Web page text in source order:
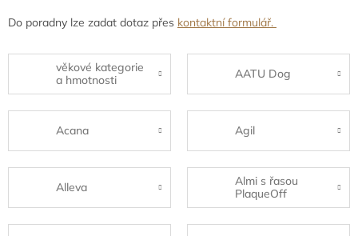
Do poradny lze zadat dotaz přes kontaktní formulář.
věkové kategorie
a hmotnosti
AATU Dog
Acana Agil
Alleva
Almi s řasou
PlaqueOff